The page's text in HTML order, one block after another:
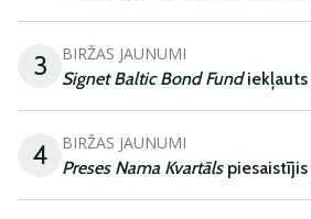
3 BIRŽAS JAUNUMI
Signet Baltic Bond Fundiekļauts
4 BIRŽAS JAUNUMI
Preses Nama Kvartāls